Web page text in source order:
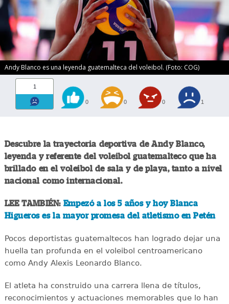
Andy Blanco es una leyenda guatemalteca del voleibol. (Foto: COG)
1
0 0 0 1
Descubre la trayectoria deportiva de Andy Blanco,
leyenda y referente del voleibol guatemalteco que ha
brillado en el voleibol de sala y de playa, tanto a nivel
nacional como internacional.
LEE TAMBIÉN: Empezó a los 5 años y hoy Blanca
Higueros es la mayor promesa del atletismo en Petén
Pocos deportistas guatemaltecos han logrado dejar una
huella tan profunda en el voleibol centroamericano
como Andy Alexis Leonardo Blanco.
El atleta ha construido una carrera llena de títulos,
reconocimientos y actuaciones memorables que lo han